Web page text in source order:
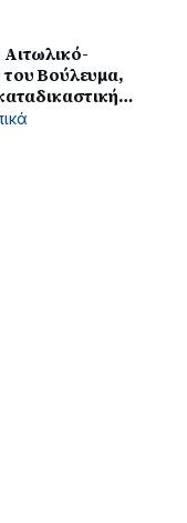
Βούλευμα,